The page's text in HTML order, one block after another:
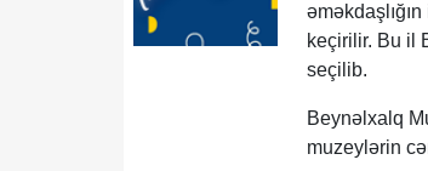
keçirilir. Bu il
seçilib.
Beynəlxalq
muzeylərin